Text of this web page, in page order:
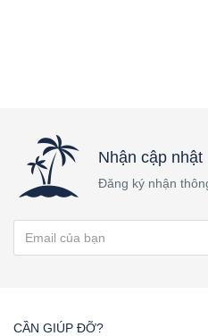
Nhận cập nhật
Đăng ký nhận
CẦN GIÚP ĐỠ?